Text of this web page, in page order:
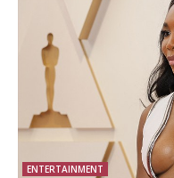
ENTERTAINMENT